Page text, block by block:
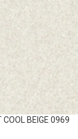
COOL BEIGE 0969